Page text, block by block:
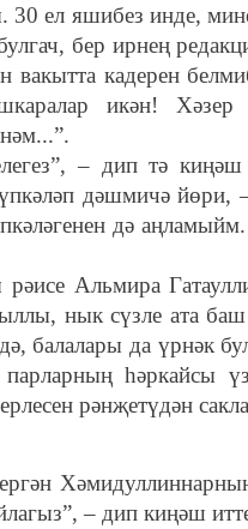
30 ел яшибез инде,
бер ирнең
вакытта кадерен
икән!
– дип тә
дәшмичә йөри,
дә
рәисе Альмира
нык сүзле ата
балалары да үрнәк
һәркайсы
рәнҗетүдән
– дип киңәш